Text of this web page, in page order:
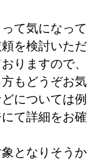
て気になって
を検討いただ
りますので、
もどうぞお気
については例
て詳細をお確
となりそうか